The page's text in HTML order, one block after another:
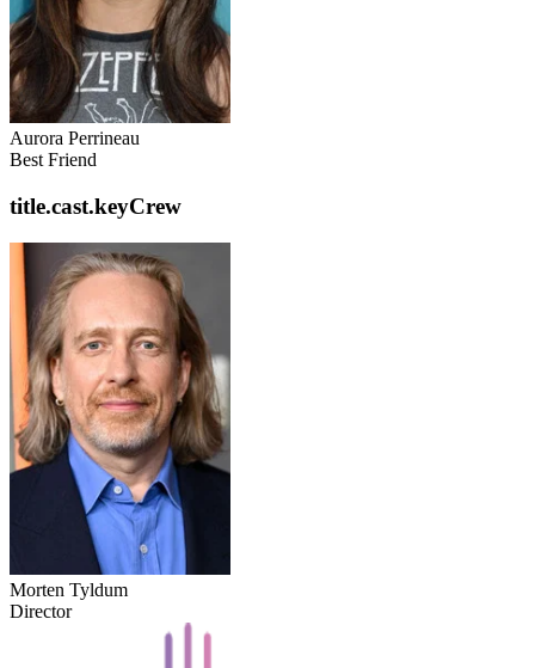
Aurora Perrineau
Best Friend
title.cast.keyCrew
Morten Tyldum
Director